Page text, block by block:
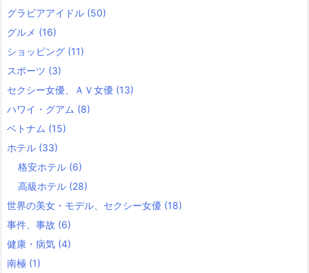
グラビアアイドル (50)
グルメ (16)
ショッピング (11)
スポーツ (3)
セクシー女優、ＡＶ女優 (13)
ハワイ・グアム (8)
ベトナム (15)
ホテル (33)
格安ホテル (6)
高級ホテル (28)
世界の美女・モデル、セクシー女優 (18)
事件、事故 (6)
健康・病気 (4)
南極 (1)